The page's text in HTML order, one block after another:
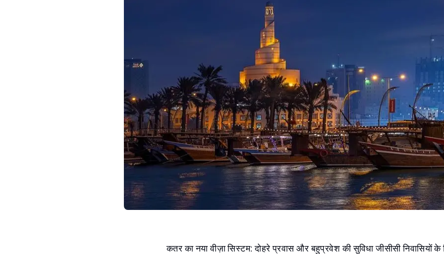
कतर का नया वीज़ा सिस्टम: दोहरे प्रवास और बहुप्रवेश की सुविधा जीसीसी निवासियों के